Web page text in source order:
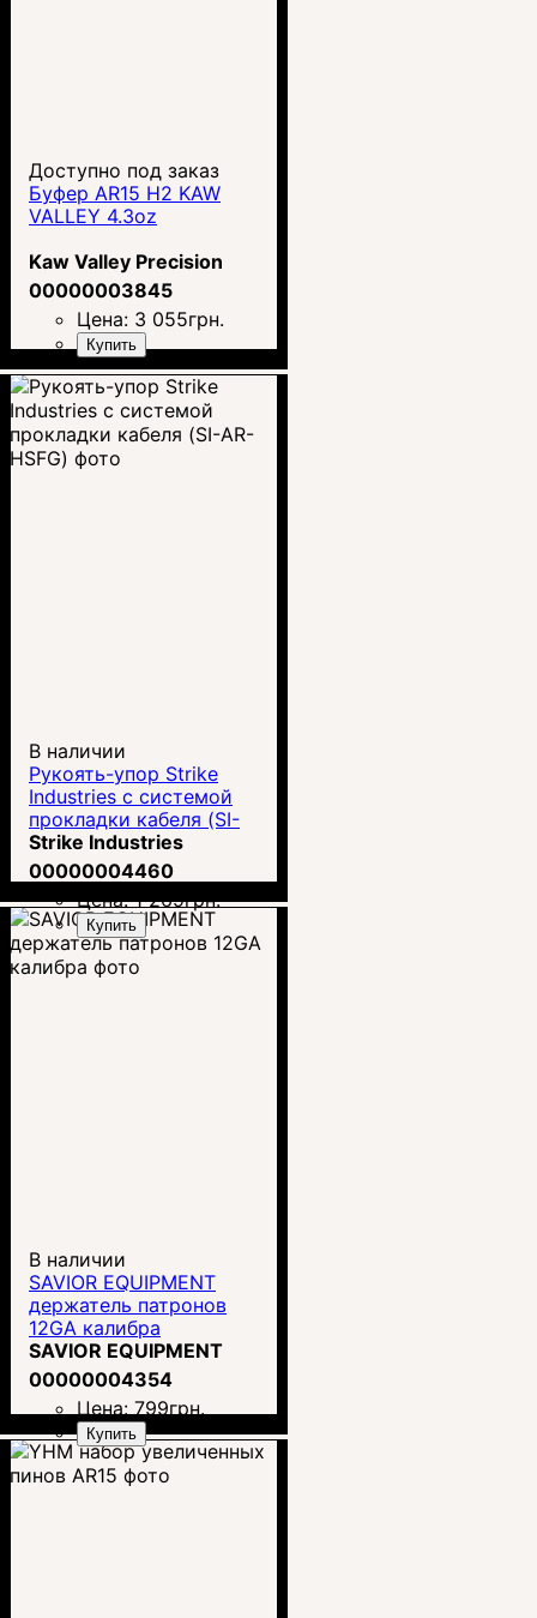
Доступно под заказ
Буфер AR15 H2 KAW
VALLEY 4.3oz
Kaw Valley Precision
00000003845
Цена: 3 055грн.
Купить
В наличии
Рукоять-упор Strike
Industries с системой
прокладки кабеля (SI-
AR-HSFG)
Strike Industries
00000004460
Цена:1 269грн.
Купить
В наличии
SAVIOR EQUIPMENT
держатель патронов
12GA калибра
SAVIOR EQUIPMENT
00000004354
Цена: 799грн.
Купить